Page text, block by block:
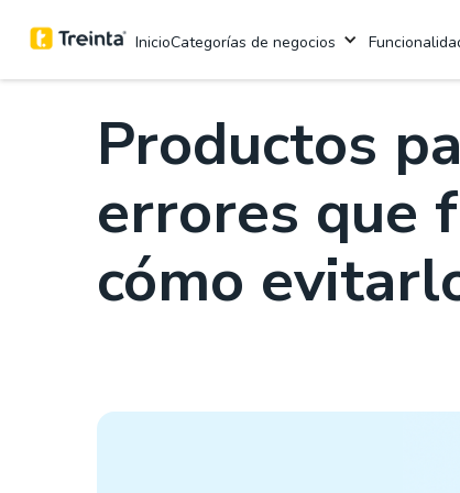
InicioCategorías de negocios
Productos
errores que
cómo